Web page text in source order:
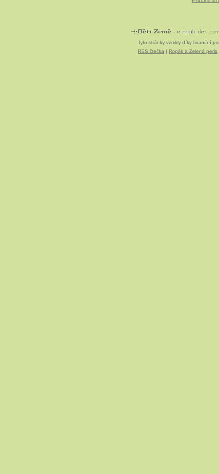
Tyto stránky vznikly díky finanční
RSS čtečka | Ropák a Zelená perla